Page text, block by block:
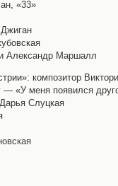
«33»
Александр Маршалл
композитор
— «У меня появился
Слуцкая